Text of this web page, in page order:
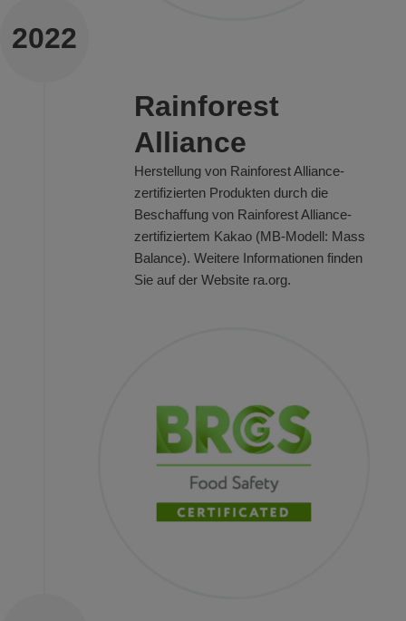
Rainforest
Alliance
Herstellung von Rainforest Alliance-
zertifizierten Produkten durch die
Beschaffung von Rainforest Alliance-
zertifiziertem Kakao (MB-Modell: Mass
Balance). Weitere Informationen finden
Sie auf der Website ra.org.
2022